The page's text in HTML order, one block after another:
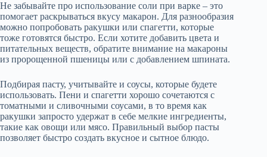
Не забывайте про использование соли при варке – это
помогает раскрываться вкусу макарон. Для разнообразия
можно попробовать ракушки или спагетти, которые
тоже готовятся быстро. Если хотите добавить цвета и
питательных веществ, обратите внимание на макароны
из пророщенной пшеницы или с добавлением шпината.
Подбирая пасту, учитывайте и соусы, которые будете
использовать. Пени и спагетти хорошо сочетаются с
томатными и сливочными соусами, в то время как
ракушки запросто удержат в себе мелкие ингредиенты,
такие как овощи или мясо. Правильный выбор пасты
позволяет быстро создать вкусное и сытное блюдо.